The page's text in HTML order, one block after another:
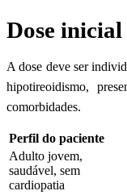
Dose
A dose deve ser
hipotireoidismo,
comorbidades.
Perfil do paciente
Adulto jovem,
saudável, sem
cardiopatia